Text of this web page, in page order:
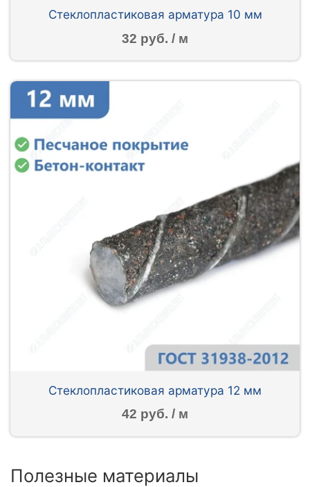
Стеклопластиковая арматура 10 мм
32 руб. / м
Стеклопластиковая арматура 12 мм
42 руб. / м
Полезные материалы